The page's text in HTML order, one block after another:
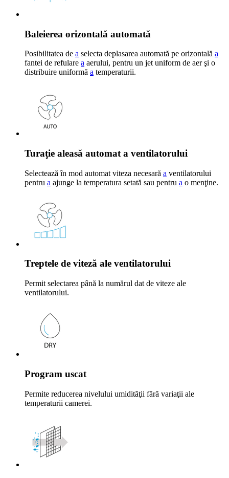
Baleierea orizontală automată
Posibilitatea de a selecta deplasarea automată pe orizontală a
fantei de refulare a aerului, pentru un jet uniform de aer şi o
distribuire uniformă a temperaturii.
Turaţie aleasă automat a ventilatorului
Selectează în mod automat viteza necesară a ventilatorului
pentru a ajunge la temperatura setată sau pentru a o menţine.
Treptele de viteză ale ventilatorului
Permit selectarea până la numărul dat de viteze ale
ventilatorului.
Program uscat
Permite reducerea nivelului umidităţii fără variaţii ale
temperaturii camerei.